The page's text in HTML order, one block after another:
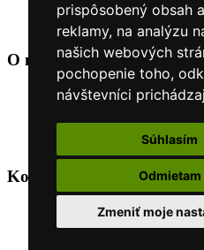
prispôsobený obsah
reklamy, na analýzu
našich webových
pochopenie toho,
návštevníci
Súhlasím
Odmietam
Zmeniť moje
O nás
Kontakt
O nás +
Úvod
Nákup na splátky cez Quatro
Odstúpiť od zmluvy TU
Kontakt
+421 915 44 15 99
eshop@horyasport.sk